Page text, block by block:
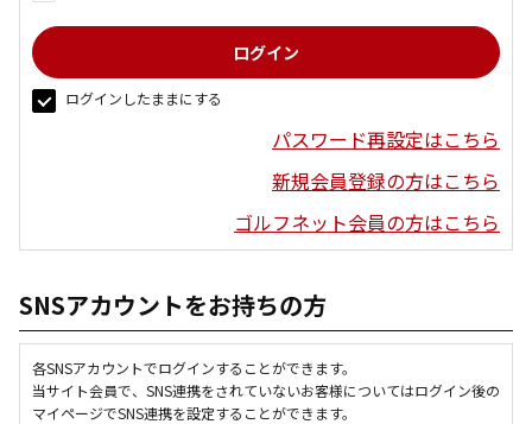
ログインしたままにする
パスワード再設定はこちら
新規会員登録の方はこちら
ゴルフネット会員の方はこちら
SNSアカウントをお持ちの方
各SNSアカウントでログインすることができます。
当サイト会員で、SNS連携をされていないお客様についてはログイン後の
マイページでSNS連携を設定することができます。